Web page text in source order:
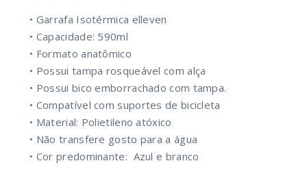
• Garrafa Isotérmica elleven
• Capacidade: 590ml
• Formato anatômico
• Possui tampa rosqueável com alça
• Possui bico emborrachado com tampa.
• Compatível com suportes de bicicleta
• Material: Polietileno atóxico
• Não transfere gosto para a água
• Cor predominante: Azul e branco